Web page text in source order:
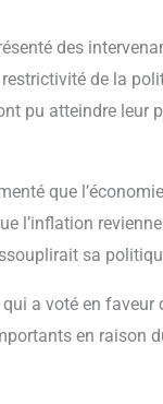
des
de la
pu atteindre leur
que
l’inflation
sa
a voté en faveur
en raison